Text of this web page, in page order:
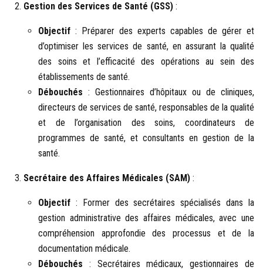
Gestion des Services de Santé (GSS) :
Objectif : Préparer des experts capables de gérer et
d’optimiser les services de santé, en assurant la qualité
des soins et l’efficacité des opérations au sein des
établissements de santé.
Débouchés : Gestionnaires d’hôpitaux ou de cliniques,
directeurs de services de santé, responsables de la qualité
et de l’organisation des soins, coordinateurs de
programmes de santé, et consultants en gestion de la
santé.
Secrétaire des Affaires Médicales (SAM) :
Objectif : Former des secrétaires spécialisés dans la
gestion administrative des affaires médicales, avec une
compréhension approfondie des processus et de la
documentation médicale.
Débouchés : Secrétaires médicaux, gestionnaires de